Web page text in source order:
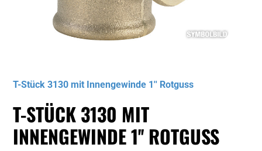
T-Stück 3130 mit Innengewinde 1'' Rotguss
T-STÜCK 3130 MIT
INNENGEWINDE 1'' ROTGUSS